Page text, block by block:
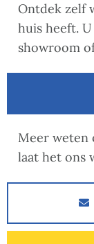
Ontdek zelf
huis heeft.
showroom
Meer weten
laat het ons